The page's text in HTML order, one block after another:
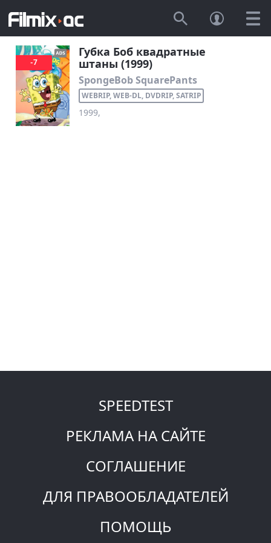
-7
Губка Боб квадратные
штаны (1999)
SpongeBob SquarePants
WEBRIP, WEB-DL, DVDRIP, SATRIP
1999,
SPEEDTEST
РЕКЛАМА НА САЙТЕ
СОГЛАШЕНИЕ
ДЛЯ ПРАВООБЛАДАТЕЛЕЙ
ПОМОЩЬ